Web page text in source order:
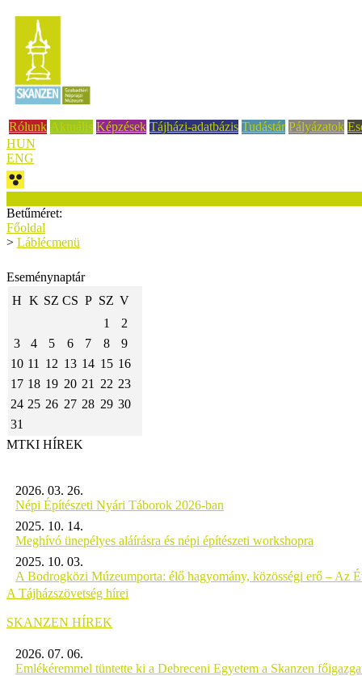
Rólunk Aktuális Képzések Tájházi-adatbázis Tudástár Pályázatok
HUN
ENG
Betűméret:
Főoldal
> Láblécmenü
Eseménynaptár
H K SZ CS P SZ V
1
2
3
4 5 6 7 8
9
10 11 12 13 14 15 16
17 18 19 20 21 22 23
24 25 26 27 28 29 30
31
MTKI HÍREK
2026. 03. 26.
Népi Építészeti Nyári Táborok 2026-ban
2025. 10. 14.
Meghívó ünepélyes aláírásra és népi építészeti workshopra
2025. 10. 03.
A Bodrogközi Múzeumporta: élő hagyomány, közösségi erő – Az
A Tájházszövetség hírei
SKANZEN HÍREK
2026. 07. 06.
Emlékéremmel tüntette ki a Debreceni Egyetem a Skanzen